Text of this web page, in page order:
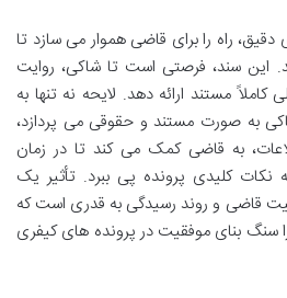
راه را برای قاضی هموار می سازد تا
این سند، فرصتی است تا شاکی، روایت
مستند ارائه دهد. لایحه نه تنها به
به صورت مستند و حقوقی می پردازد،
به قاضی کمک می کند تا در زمان
کلیدی پرونده پی ببرد. تأثیر یک
قاضی و روند رسیدگی به قدری است که
سنگ بنای موفقیت در پرونده های کیفری